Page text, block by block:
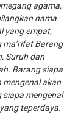
agama,
nama.
yang empat,
Barang
Suruh dan
Barang siapa
mengenal akan
siapa mengenal
teperdaya.